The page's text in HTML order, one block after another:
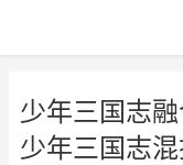
少年三国志
少年三国志